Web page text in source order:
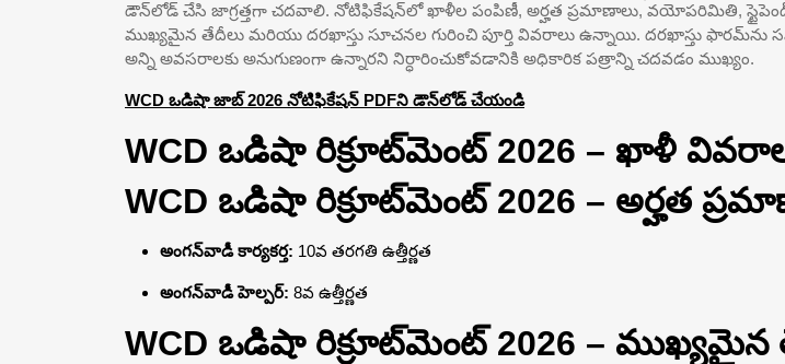
డౌన్‌లోడ్ చేసి జాగ్రత్తగా చదవాలి. నోటిఫికేషన్‌లో ఖాళీల పంపిణీ, అర్హత ప్రమాణాలు, వయోపరిమితి, స్టైపెండ్/
ముఖ్యమైన తేదీలు మరియు దరఖాస్తు సూచనల గురించి పూర్తి వివరాలు ఉన్నాయి. దరఖాస్తు ఫారమ్‌ను
అన్ని అవసరాలకు అనుగుణంగా ఉన్నారని నిర్ధారించుకోవడానికి అధికారిక పత్రాన్ని చదవడం ముఖ్యం.
WCD ఒడిషా జాబ్ 2026 నోటిఫికేషన్ PDFని డౌన్‌లోడ్ చేయండి
WCD ఒడిషా రిక్రూట్‌మెంట్ 2026 – ఖాళీ
WCD ఒడిషా రిక్రూట్‌మెంట్ 2026 – అర్హత
అంగన్‌వాడీ కార్యకర్త: 10వ తరగతి ఉత్తీర్ణత
అంగన్‌వాడీ హెల్పర్: 8వ ఉత్తీర్ణత
WCD ఒడిషా రిక్రూట్‌మెంట్ 2026 – ముఖ్యమైన